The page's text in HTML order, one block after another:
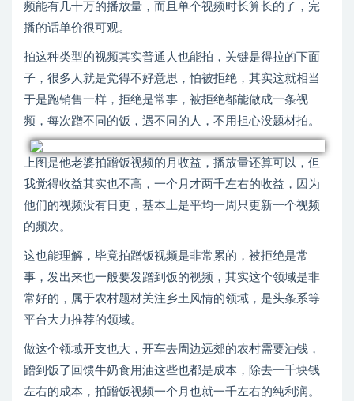
频能有几十万的播放量，而且单个视频时长算长的了，完
播的话单价很可观。
拍这种类型的视频其实普通人也能拍，关键是得拉的下面
子，很多人就是觉得不好意思，怕被拒绝，其实这就相当
于是跑销售一样，拒绝是常事，被拒绝都能做成一条视
频，每次蹭不同的饭，遇不同的人，不用担心没题材拍。
上图是他老婆拍蹭饭视频的月收益，播放量还算可以，但
我觉得收益其实也不高，一个月才两千左右的收益，因为
他们的视频没有日更，基本上是平均一周只更新一个视频
的频次。
这也能理解，毕竟拍蹭饭视频是非常累的，被拒绝是常
事，发出来也一般要发蹭到饭的视频，其实这个领域是非
常好的，属于农村题材关注乡土风情的领域，是头条系等
平台大力推荐的领域。
做这个领域开支也大，开车去周边远郊的农村需要油钱，
蹭到饭了回馈牛奶食用油这些也都是成本，除去一千块钱
左右的成本，拍蹭饭视频一个月也就一千左右的纯利润。